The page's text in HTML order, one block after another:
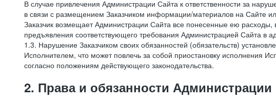
В случае привлечения Администрации Сайта к ответственности за
в связи с размещением Заказчиком информации/материалов на Сайте
Заказчик возмещает Администрации Сайта все понесенные ею
предъявления соответствующего требования Администрацией Сайта в
1.3. Нарушение Заказчиком своих обязанностей (обязательств)
Исполнителем, что может повлечь за собой приостановку исполнения
согласно положениям действующего законодательства.
2. Права и обязанности Администрации